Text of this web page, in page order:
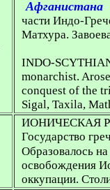
Афганистана
части Индо-
Матхура.
INDO-
monarchist.
conquest of the
Sigal, Taxila,
ИОНИЧЕСКАЯ
Государство
Образовалось
освобождения
оккупации.